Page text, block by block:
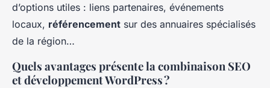
d’options utiles : liens partenaires, événements
locaux, référencement sur des annuaires spécialisés
de la région…
Quels avantages présente la combinaison SEO
et développement WordPress ?